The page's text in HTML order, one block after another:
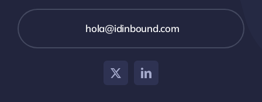
hola@idinbound.com